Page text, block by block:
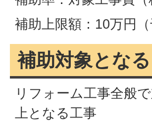
補助上限額：10万円
補助対象とな
リフォーム工事全般
上となる工事